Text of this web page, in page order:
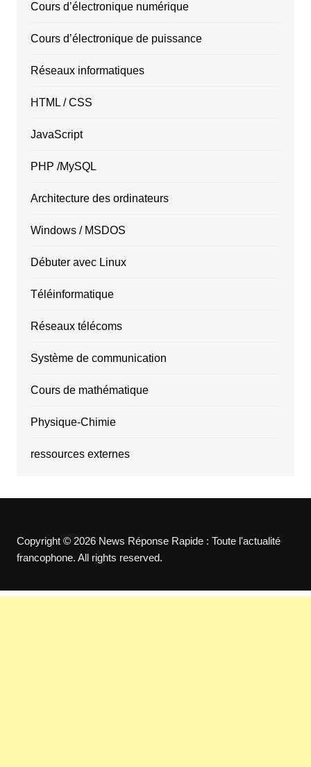
Cours d’électronique numérique
Cours d’électronique de puissance
Réseaux informatiques
HTML / CSS
JavaScript
PHP /MySQL
Architecture des ordinateurs
Windows / MSDOS
Débuter avec Linux
Téléinformatique
Réseaux télécoms
Système de communication
Cours de mathématique
Physique-Chimie
ressources externes
Copyright © 2026 News Réponse Rapide : Toute l'actualité
francophone. All rights reserved.